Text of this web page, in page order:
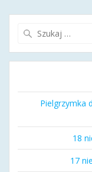
Pielgrzymka
18
17